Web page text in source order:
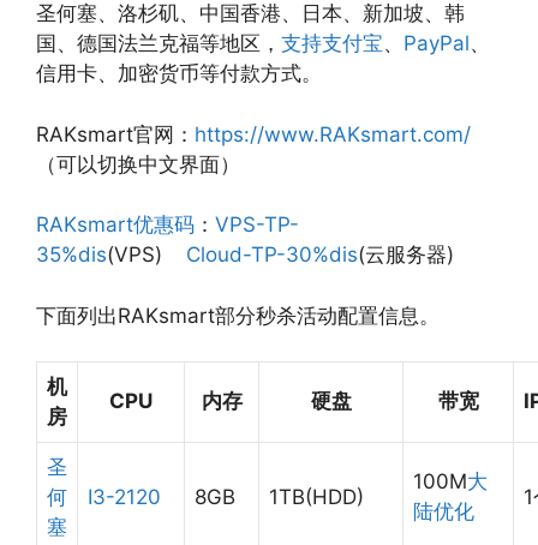
圣何塞、洛杉矶、中国香港、日本、新加坡、韩
国、德国法兰克福等地区， 支持支付宝、 PayPal、
信用卡、加密货币等付款方式。
RAKsmart官网： https://www.RAKsmart.com/
（可以切换中文界面）
RAKsmart优惠码 ： VPS-TP-
35%dis(VPS) Cloud-TP-30%dis(云服务器)
下面列出RAKsmart部分秒杀活动配置信息。
机
房
CPU 内存 硬盘 带宽
圣
何
塞
I3-2120 8GB 1TB(HDD)
100M大
陆优化